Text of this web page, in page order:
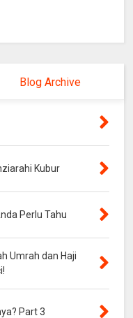
Blog Archive
Kubur
Perlu Tahu
Umrah dan Haji
Part 3